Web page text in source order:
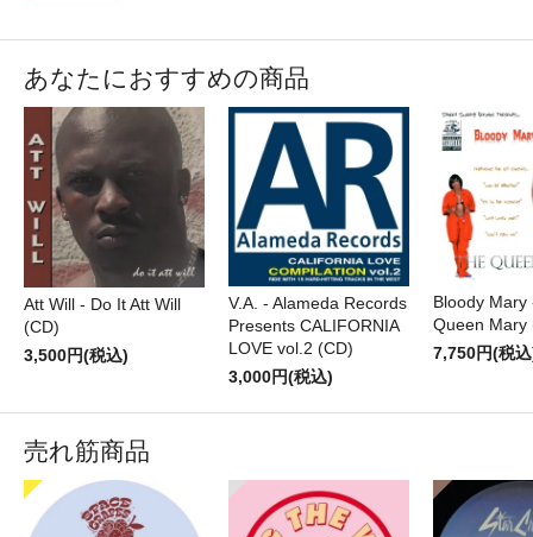
あなたにおすすめの商品
Att Will - Do It Att Will
(CD)
3,500円(税込)
V.A. - Alameda Records
Presents CALIFORNIA
LOVE vol.2 (CD)
3,000円(税込)
Bloody Mary
Queen Mary
7,750円(税
売れ筋商品